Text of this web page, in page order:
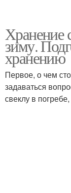
Хранение
зиму.
хранению
Первое, о чем
задаваться
свеклу в